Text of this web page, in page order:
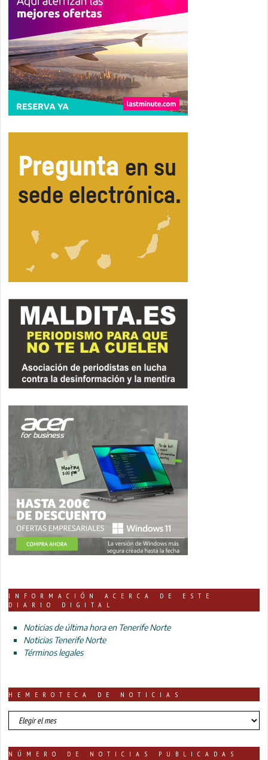
INFORMACIÓN ACERCA DE ESTE
DIARIO DIGITAL
Noticias de última hora en Tenerife Norte
Noticias Tenerife Norte
Términos legales
HEMEROTECA DE NOTICIAS
HEMEROTECA
DE
NÚMERO DE NOTICIAS PUBLICADAS